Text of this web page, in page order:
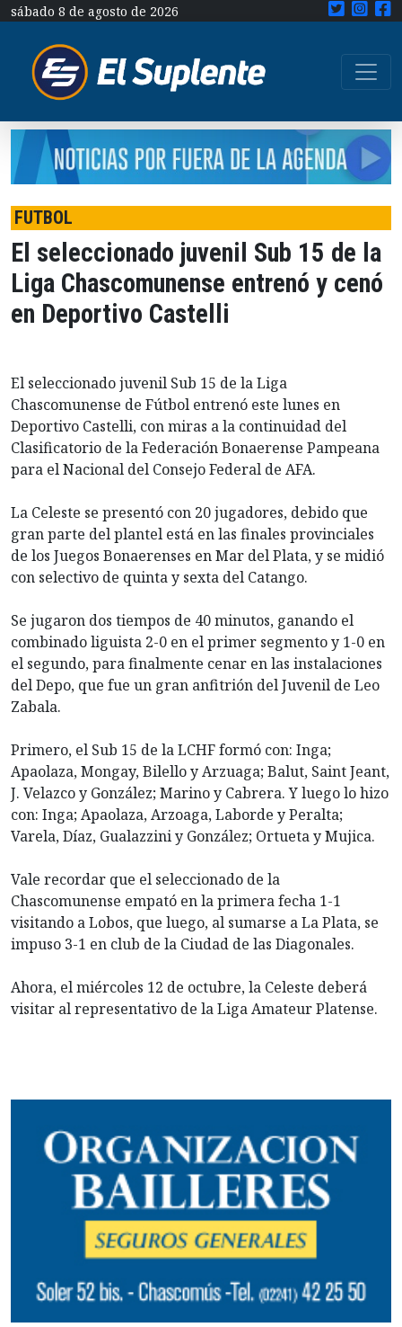
sábado 8 de agosto de 2026
FUTBOL
El seleccionado juvenil Sub 15 de la
Liga Chascomunense entrenó y cenó
en Deportivo Castelli
El seleccionado juvenil Sub 15 de la Liga
Chascomunense de Fútbol entrenó este lunes en
Deportivo Castelli, con miras a la continuidad del
Clasificatorio de la Federación Bonaerense Pampeana
para el Nacional del Consejo Federal de AFA.
La Celeste se presentó con 20 jugadores, debido que
gran parte del plantel está en las finales provinciales
de los Juegos Bonaerenses en Mar del Plata, y se midió
con selectivo de quinta y sexta del Catango.
Se jugaron dos tiempos de 40 minutos, ganando el
combinado liguista 2-0 en el primer segmento y 1-0 en
el segundo, para finalmente cenar en las instalaciones
del Depo, que fue un gran anfitrión del Juvenil de Leo
Zabala.
Primero, el Sub 15 de la LCHF formó con: Inga;
Apaolaza, Mongay, Bilello y Arzuaga; Balut, Saint Jeant,
J. Velazco y González; Marino y Cabrera. Y luego lo hizo
con: Inga; Apaolaza, Arzoaga, Laborde y Peralta;
Varela, Díaz, Gualazzini y González; Ortueta y Mujica.
Vale recordar que el seleccionado de la
Chascomunense empató en la primera fecha 1-1
visitando a Lobos, que luego, al sumarse a La Plata, se
impuso 3-1 en club de la Ciudad de las Diagonales.
Ahora, el miércoles 12 de octubre, la Celeste deberá
visitar al representativo de la Liga Amateur Platense.